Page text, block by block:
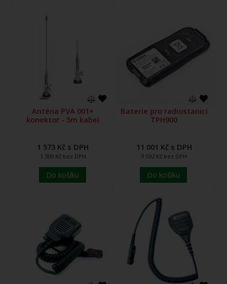
Anténa PVA 001+
konektor - 5m kabel
1 573 Kč s DPH
1 300 Kč bez DPH
Do košíku
Baterie pro radiostanici
TPH900
11 001 Kč s DPH
9 092 Kč bez DPH
Do košíku